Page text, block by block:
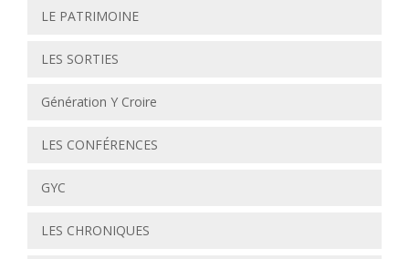
LE PATRIMOINE
LES SORTIES
Génération Y Croire
LES CONFÉRENCES
GYC
LES CHRONIQUES